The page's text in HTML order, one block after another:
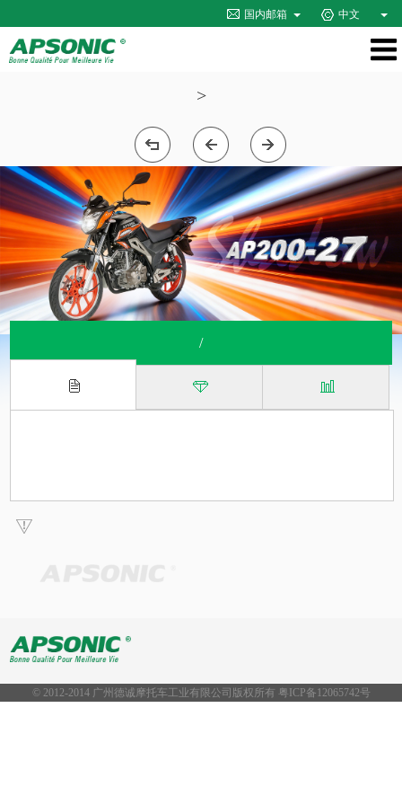
国内邮箱 中文
>
/
© 2012-2014 广州德诚摩托车工业有限公司版权所有 粤ICP备12065742号